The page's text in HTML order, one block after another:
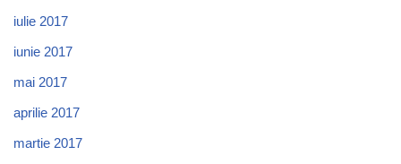
iulie 2017
iunie 2017
mai 2017
aprilie 2017
martie 2017